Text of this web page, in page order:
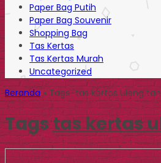
Paper Bag Putih
Paper Bag Souvenir
Shopping Bag
Tas Kertas
Tas Kertas Murah
Uncategorized
Beranda»Tags "tas kertas ulang
Tagstas kertas